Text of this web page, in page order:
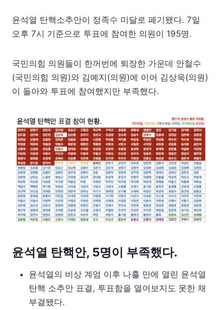
윤석열 탄핵소추안이 정족수 미달로 폐기됐다. 7일
오후 7시 기준으로 투표에 참여한 의원이 195명.
국민의힘 의원들이 한꺼번에 퇴장한 가운데 안철수
(국민의힘 의원)와 김예지(의원)에 이어 김상욱(의원)
이 돌아와 투표에 참여했지만 부족했다.
윤석열 탄핵안, 5명이 부족했다.
윤석열의 비상 계엄 이후 나흘 만에 열린 윤석열
탄핵 소추안 표결, 투표함을 열어보지도 못한 채
부결됐다.